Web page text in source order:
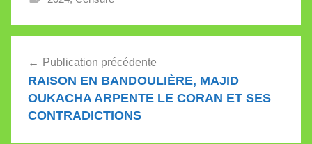
de
l’article
Publication précédente
RAISON EN BANDOULIÈRE, MAJID
OUKACHA ARPENTE LE CORAN ET SES
CONTRADICTIONS